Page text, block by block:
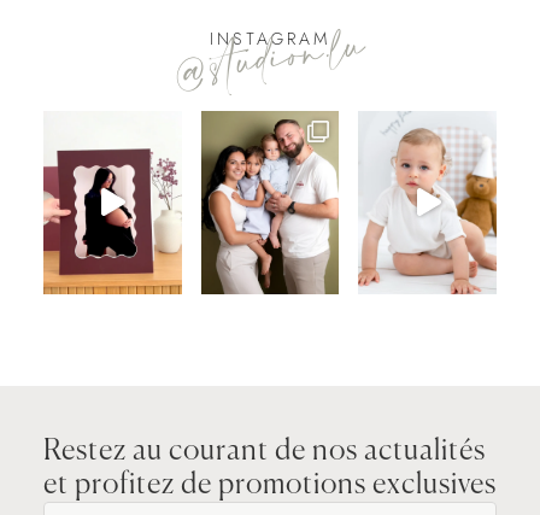
INSTAGRAM
@studion.lu
Restez au courant de nos actualités
et profitez de promotions exclusives